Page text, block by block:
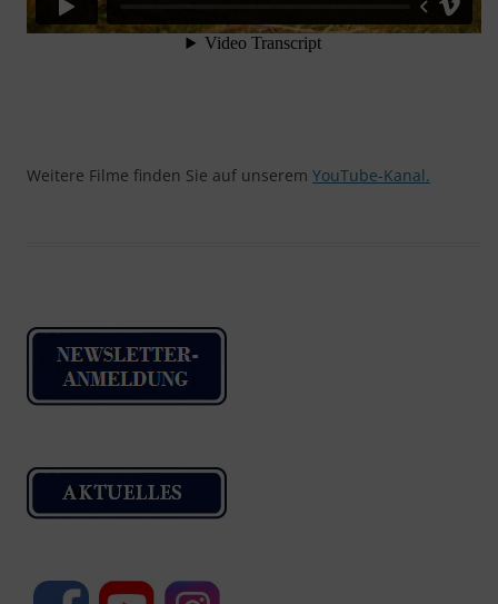
Weitere Filme finden Sie auf unserem YouTube-Kanal.